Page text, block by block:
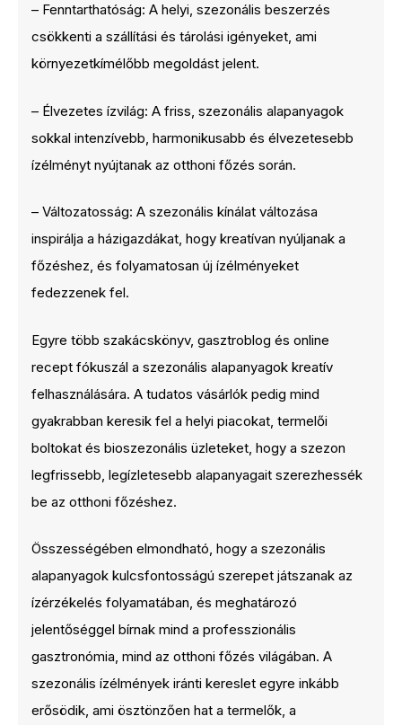
– Fenntarthatóság: A helyi, szezonális beszerzés
csökkenti a szállítási és tárolási igényeket, ami
környezetkímélőbb megoldást jelent.
– Élvezetes ízvilág: A friss, szezonális alapanyagok
sokkal intenzívebb, harmonikusabb és élvezetesebb
ízélményt nyújtanak az otthoni főzés során.
– Változatosság: A szezonális kínálat változása
inspirálja a házigazdákat, hogy kreatívan nyúljanak a
főzéshez, és folyamatosan új ízélményeket
fedezzenek fel.
Egyre több szakácskönyv, gasztroblog és online
recept fókuszál a szezonális alapanyagok kreatív
felhasználására. A tudatos vásárlók pedig mind
gyakrabban keresik fel a helyi piacokat, termelői
boltokat és bioszezonális üzleteket, hogy a szezon
legfrissebb, legízletesebb alapanyagait szerezhessék
be az otthoni főzéshez.
Összességében elmondható, hogy a szezonális
alapanyagok kulcsfontosságú szerepet játszanak az
ízérzékelés folyamatában, és meghatározó
jelentőséggel bírnak mind a professzionális
gasztronómia, mind az otthoni főzés világában. A
szezonális ízélmények iránti kereslet egyre inkább
erősödik, ami ösztönzően hat a termelők, a